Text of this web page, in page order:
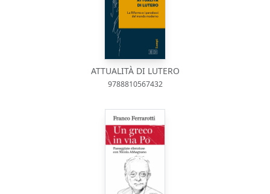
ATTUALITÀ DI LUTERO
9788810567432